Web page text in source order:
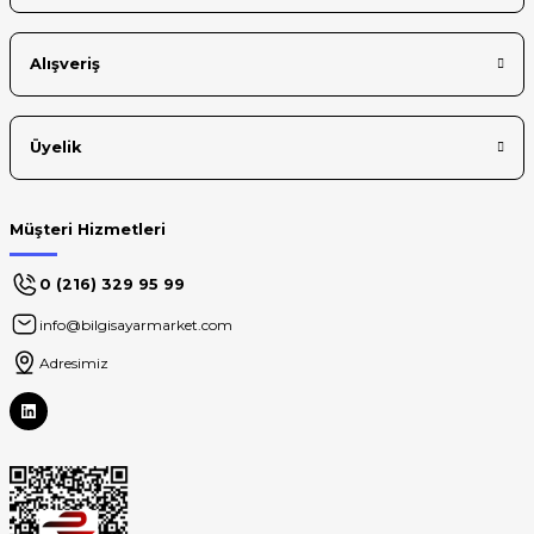
Alışveriş
Üyelik
Müşteri Hizmetleri
0 (216) 329 95 99
info@bilgisayarmarket.com
Adresimiz